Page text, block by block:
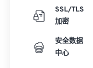
SSL/TLS
加密
安全数据
中心